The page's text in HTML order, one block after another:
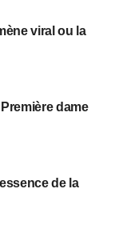
viral ou la
dame
de la